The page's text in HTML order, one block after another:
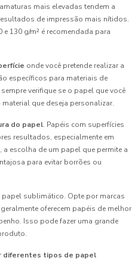
mais elevadas tendem a
de impressão mais nítidos.
130 g/m² é recomendada para
onde você pretende realizar a
específicos para materiais de
verifique se o papel que você
que deseja personalizar.
do papel. Papéis com superfícies
resultados, especialmente em
escolha de um papel que permite a
para evitar borrões ou
papel sublimático. Opte por marcas
oferecem papéis de melhor
Isso pode fazer uma grande
diferentes tipos de papel